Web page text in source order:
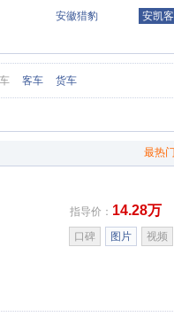
安徽猎豹
安凯
客车 货车
最热门
指导价： 14.28万
口碑 图片 视频